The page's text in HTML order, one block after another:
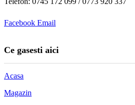
Facebook Email
Ce gasesti aici
Acasa
Magazin